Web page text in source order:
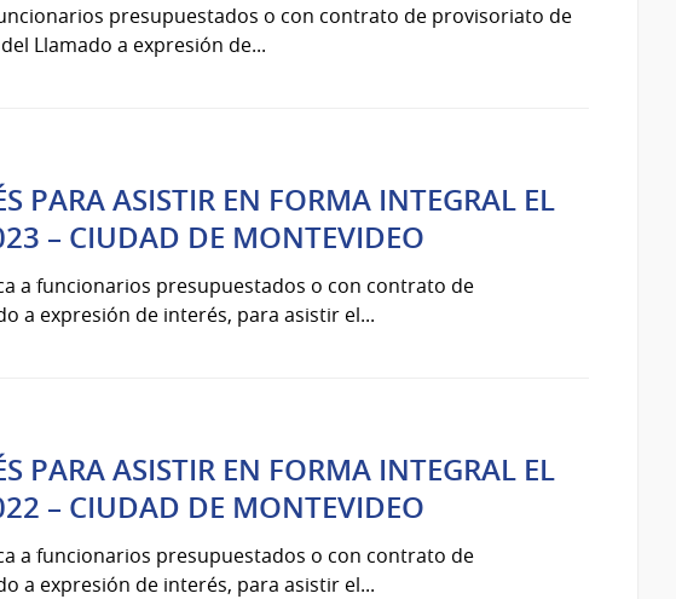
presupuestados o con contrato de provisoriato de
Llamado a expresión de...
PARA ASISTIR EN FORMA INTEGRAL EL
– CIUDAD DE MONTEVIDEO
a funcionarios presupuestados o con contrato de
a expresión de interés, para asistir el...
PARA ASISTIR EN FORMA INTEGRAL EL
– CIUDAD DE MONTEVIDEO
a funcionarios presupuestados o con contrato de
a expresión de interés, para asistir el...